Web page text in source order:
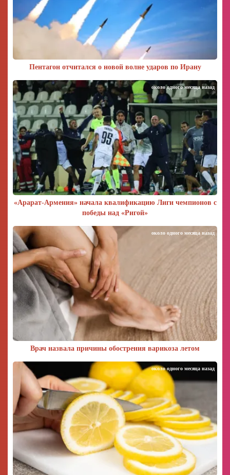
Пентагон отчитался о новой волне ударов по Ирану
«Арарат‑Армения» начала квалификацию Лиги чемпионов с
победы над «Ригой»
около одного месяца назад
Врач назвала причины обострения варикоза летом
около одного месяца назад
около одного месяца назад